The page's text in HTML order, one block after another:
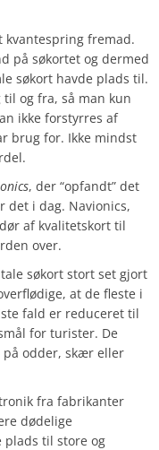
kvantespring fremad.
på søkortet og dermed
søkort havde plads til.
og fra, så man kun
ikke forstyrres af
brug for. Ikke mindst
, der “opfandt” det
det i dag. Navionics,
af kvalitetskort til
over.
søkort stort set gjort
at de fleste i
fald er reduceret til
for turister. De
odder, skær eller
fra fabrikanter
dødelige
plads til store og